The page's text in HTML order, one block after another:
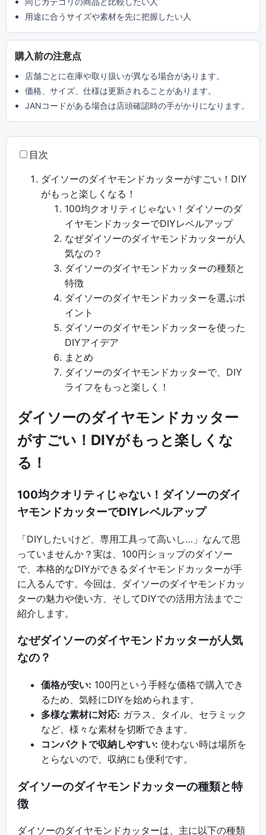
用途に合うサイズや素材を先に把握したい人
購入前の注意点
店舗ごとに在庫や取り扱いが異なる場合があります。
価格、サイズ、仕様は更新されることがあります。
JANコードがある場合は店頭確認時の手がかりになります。
目次
ダイソーのダイヤモンドカッターがすごい！DIY
がもっと楽しくなる！
100均クオリティじゃない！ダイソーのダ
イヤモンドカッターでDIYレベルアップ
なぜダイソーのダイヤモンドカッターが人
気なの？
ダイソーのダイヤモンドカッターの種類と
特徴
ダイソーのダイヤモンドカッターを選ぶポ
イント
ダイソーのダイヤモンドカッターを使った
DIYアイデア
まとめ
ダイソーのダイヤモンドカッターで、DIY
ライフをもっと楽しく！
ダイソーのダイヤモンドカッター
がすごい！DIYがもっと楽しくな
る！
100均クオリティじゃない！ダイソーのダイ
ヤモンドカッターでDIYレベルアップ
「DIYしたいけど、専用工具って高いし…」なんて思
っていませんか？実は、100円ショップのダイソー
で、本格的なDIYができるダイヤモンドカッターが手
に入るんです。今回は、ダイソーのダイヤモンドカッ
ターの魅力や使い方、そしてDIYでの活用方法までご
紹介します。
なぜダイソーのダイヤモンドカッターが人気
なの？
価格が安い: 100円という手軽な価格で購入でき
るため、気軽にDIYを始められます。
多様な素材に対応: ガラス、タイル、セラミック
など、様々な素材を切断できます。
コンパクトで収納しやすい: 使わない時は場所を
とらないので、収納にも便利です。
ダイソーのダイヤモンドカッターの種類と特
徴
ダイソーのダイヤモンドカッターは、主に以下の種類